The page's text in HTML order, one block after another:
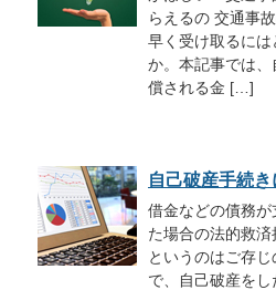
らえるの 交通事
早く受け取るには
か。本記事では
償される金 […]
自己破産手続き
借金などの債務が
た場合の法的救
というのはご存
で、自己破産を